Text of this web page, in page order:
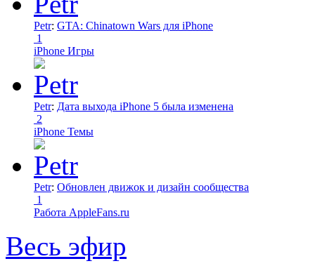
Petr: GTA: Chinatown Wars для iPhone
1
iPhone Игры
Petr: Дата выхода iPhone 5 была изменена
2
iPhone Темы
Petr: Обновлен движок и дизайн сообщества
1
Работа AppleFans.ru
Весь эфир